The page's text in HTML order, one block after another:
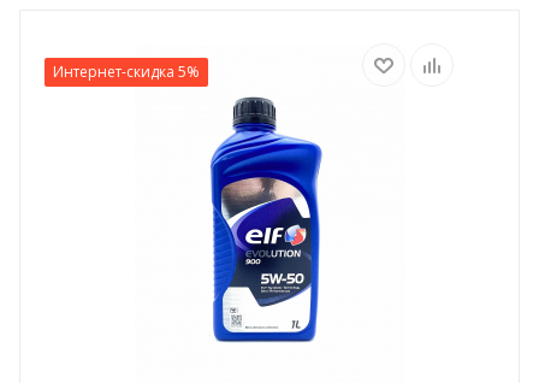
Интернет-скидка 5%